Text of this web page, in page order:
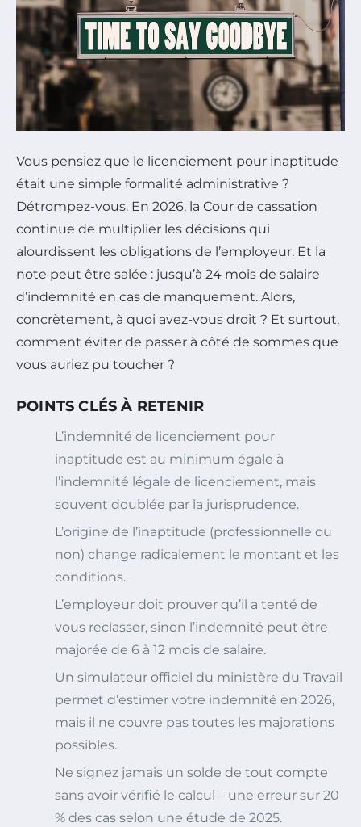
Vous pensiez que le licenciement pour inaptitude
était une simple formalité administrative ?
Détrompez-vous. En 2026, la Cour de cassation
continue de multiplier les décisions qui
alourdissent les obligations de l’employeur. Et la
note peut être salée : jusqu’à 24 mois de salaire
d’indemnité en cas de manquement. Alors,
concrètement, à quoi avez-vous droit ? Et surtout,
comment éviter de passer à côté de sommes que
vous auriez pu toucher ?
POINTS CLÉS À RETENIR
L’indemnité de licenciement pour
inaptitude est au minimum égale à
l’indemnité légale de licenciement, mais
souvent doublée par la jurisprudence.
L’origine de l’inaptitude (professionnelle ou
non) change radicalement le montant et les
conditions.
L’employeur doit prouver qu’il a tenté de
vous reclasser, sinon l’indemnité peut être
majorée de 6 à 12 mois de salaire.
Un simulateur officiel du ministère du Travail
permet d’estimer votre indemnité en 2026,
mais il ne couvre pas toutes les majorations
possibles.
Ne signez jamais un solde de tout compte
sans avoir vérifié le calcul – une erreur sur 20
% des cas selon une étude de 2025.